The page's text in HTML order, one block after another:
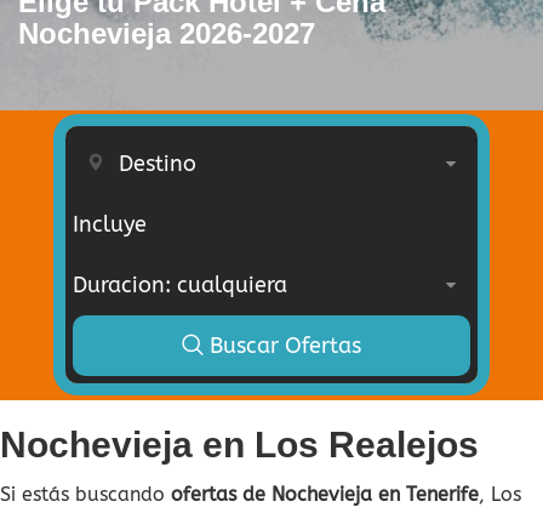
Nochevieja 2026-2027
Incluye
Buscar Ofertas
Nochevieja en Los Realejos
Si estás buscando ofertas de Nochevieja en Tenerife, Los